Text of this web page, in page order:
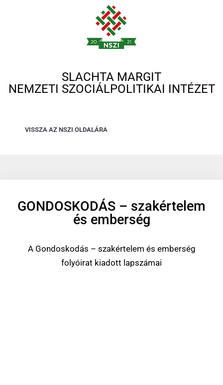
SLACHTA MARGIT
NEMZETI SZOCIÁLPOLITIKAI INTÉZET
VISSZA AZ NSZI OLDALÁRA
GONDOSKODÁS – szakértelem
és emberség
A Gondoskodás – szakértelem és emberség
folyóirat kiadott lapszámai